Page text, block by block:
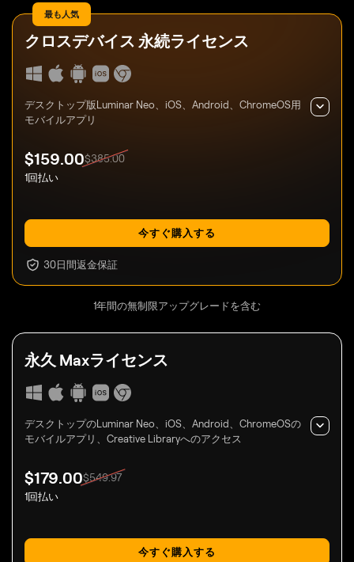
最も人気
クロスデバイス 永続ライセンス
デスクトップ版Luminar Neo、iOS、Android、ChromeOS用
モバイルアプリ
$159 .00$385.00
1回払い
今すぐ購入する
30日間返金保証
1年間の無制限アップグレードを含む
永久 Maxライセンス
デスクトップのLuminar Neo、iOS、Android、ChromeOSの
モバイルアプリ、Creative Libraryへのアクセス
$179 .00$549.97
1回払い
今すぐ購入する